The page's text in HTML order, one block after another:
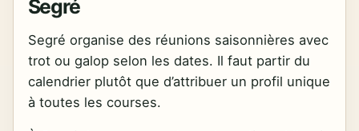
Segré
Segré organise des réunions saisonnières avec
trot ou galop selon les dates. Il faut partir du
calendrier plutôt que d’attribuer un profil unique
à toutes les courses.